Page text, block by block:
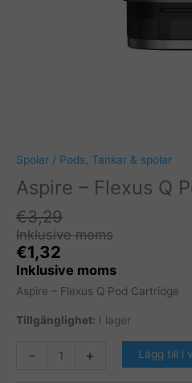
Spolar / Pods Tankar & spolar
Aspire – Flexus Q
€3,29
Inklusive moms
€1,32
Inklusive moms
Aspire – Flexus Q Pod Cartridge
Tillgänglighet: I lager
- + Lägg till i